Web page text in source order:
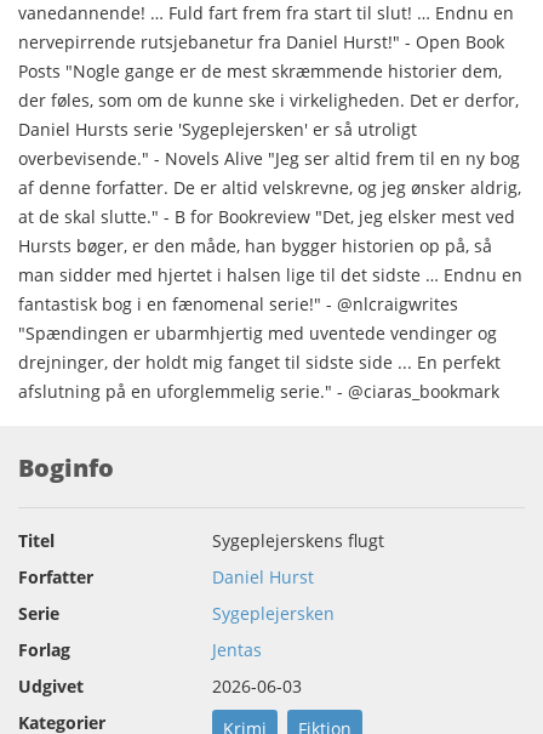
vanedannende! … Fuld fart frem fra start til slut! … Endnu en
nervepirrende rutsjebanetur fra Daniel Hurst!" - Open Book
Posts "Nogle gange er de mest skræmmende historier dem,
der føles, som om de kunne ske i virkeligheden. Det er derfor,
Daniel Hursts serie 'Sygeplejersken' er så utroligt
overbevisende." - Novels Alive "Jeg ser altid frem til en ny bog
af denne forfatter. De er altid velskrevne, og jeg ønsker aldrig,
at de skal slutte." - B for Bookreview "Det, jeg elsker mest ved
Hursts bøger, er den måde, han bygger historien op på, så
man sidder med hjertet i halsen lige til det sidste … Endnu en
fantastisk bog i en fænomenal serie!" - @nlcraigwrites
"Spændingen er ubarmhjertig med uventede vendinger og
drejninger, der holdt mig fanget til sidste side ... En perfekt
afslutning på en uforglemmelig serie." - @ciaras_bookmark
Boginfo
Titel
Sygeplejerskens flugt
Forfatter
Daniel Hurst
Serie
Sygeplejersken
Forlag
Jentas
Udgivet
2026-06-03
Kategorier
Krimi Fiktion